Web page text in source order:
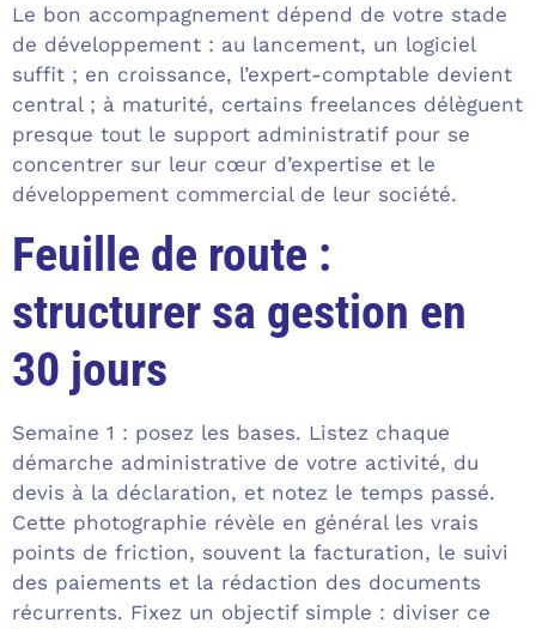
Le bon accompagnement dépend de votre stade
de développement : au lancement, un logiciel
suffit ; en croissance, l’expert-comptable devient
central ; à maturité, certains freelances délèguent
presque tout le support administratif pour se
concentrer sur leur cœur d’expertise et le
développement commercial de leur société.
Feuille de route :
structurer sa gestion en
30 jours
Semaine 1 : posez les bases. Listez chaque
démarche administrative de votre activité, du
devis à la déclaration, et notez le temps passé.
Cette photographie révèle en général les vrais
points de friction, souvent la facturation, le suivi
des paiements et la rédaction des documents
récurrents. Fixez un objectif simple : diviser ce